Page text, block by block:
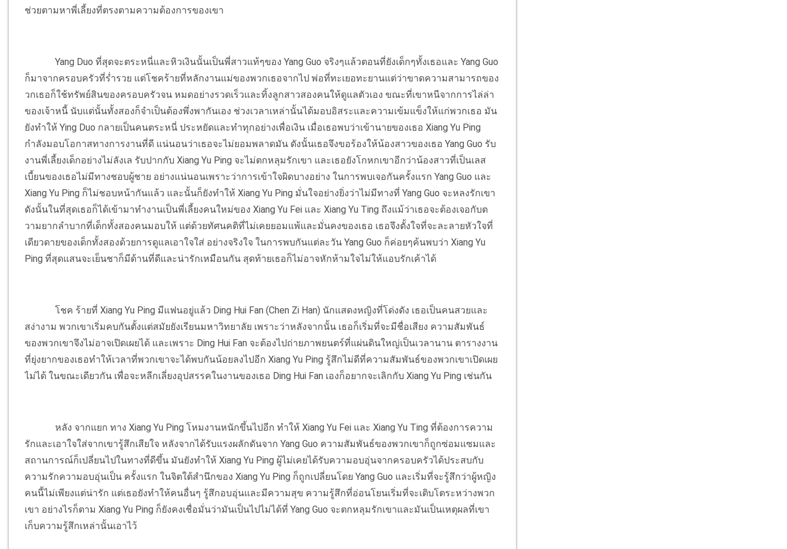
ช่วยตามหาพี่เลี้ยงที่ตรงตามความต้องการของเขา
Yang Duo ที่สุดจะตระหนี่และหิวเงินนั้นเป็นพี่สาวแท้ๆของ Yang Guo จริงๆแล้วตอนที่ยังเด็กๆทั้งเธอและ Yang Guo
ก็มาจากครอบครัวที่ร่ำรวย แต่โชคร้ายที่หลักงานแม่ของพวกเธอจากไป พ่อที่ทะเยอทะยานแต่ว่าขาดความสามารถของ
วกเธอก็ใช้ทรัพย์สินของครอบครัวจน หมดอย่างรวดเร็วและทิ้งลูกสาวสองคนให้ดูแลตัวเอง ขณะที่เขาหนีจากการไล่ล่า
ของเจ้าหนี้ นับแต่นั้นทั้งสองก็จำเป็นต้องพึ่งพากันเอง ช่วงเวลาเหล่านั้นได้มอบอิสระและความเข้มแข็งให้แก่พวกเธอ มัน
ยังทำให้ Ying Duo กลายเป็นคนตระหนี่ ประหยัดและทำทุกอย่างเพื่อเงิน เมื่อเธอพบว่าเข้านายของเธอ Xiang Yu Ping
กำลังมอบโอกาสทางการงานที่ดี แน่นอนว่าเธอจะไม่ยอมพลาดมัน ดังนั้นเธอจึงขอร้องให้น้องสาวของเธอ Yang Guo รับ
งานพี่เลี้ยงเด็กอย่างไม่ลังเล รับปากกับ Xiang Yu Ping จะไม่ตกหลุมรักเขา และเธอยังโกหกเขาอีกว่าน้องสาวที่เป็นเลส
เบี้ยนของเธอไม่มีทางชอบผู้ชาย อย่างแน่นอนเพราะว่าการเข้าใจผิดบางอย่าง ในการพบเจอกันครั้งแรก Yang Guo และ
Xiang Yu Ping ก็ไม่ชอบหน้ากันแล้ว และนั้นก็ยังทำให้ Xiang Yu Ping มั่นใจอย่างยิ่งว่าไม่มีทางที่ Yang Guo จะหลงรักเขา
ดังนั้นในที่สุดเธอก็ได้เข้ามาทำงานเป็นพี่เลี้ยงคนใหม่ของ Xiang Yu Fei และ Xiang Yu Ting ถึงแม้ว่าเธอจะต้องเจอกับต
วามยากลำบากที่เด็กทั้งสองคนมอบให้ แต่ด้วยทัศนคติที่ไม่เคยยอมแพ้และมั่นคงของเธอ เธอจึงตั้งใจที่จะละลายหัวใจที่
เดียวดายของเด็กทั้งสองด้วยการดูแลเอาใจใส่ อย่างจริงใจ ในการพบกันแต่ละวัน Yang Guo ก็ค่อยๆค้นพบว่า Xiang Yu
Ping ที่สุดแสนจะเย็นชาก็มีด้านที่ดีและน่ารักเหมือนกัน สุดท้ายเธอก็ไม่อาจหักห้ามใจไม่ให้แอบรักเค้าได้
โชค ร้ายที่ Xiang Yu Ping มีแฟนอยู่แล้ว Ding Hui Fan (Chen Zi Han) นักแสดงหญิงที่โด่งดัง เธอเป็นคนสวยและ
สง่างาม พวกเขาเริ่มคบกันตั้งแต่สมัยยังเรียนมหาวิทยาลัย เพราะว่าหลังจากนั้น เธอก็เริ่มที่จะมีชื่อเสียง ความสัมพันธ์
ของพวกเขาจึงไม่อาจเปิดเผยได้ และเพราะ Ding Hui Fan จะต้องไปถ่ายภาพยนตร์ที่แผ่นดินใหญ่เป็นเวลานาน ตารางงาน
ที่ยุ่งยากของเธอทำให้เวลาที่พวกเขาจะได้พบกันน้อยลงไปอีก Xiang Yu Ping รู้สึกไม่ดีที่ความสัมพันธ์ของพวกเขาเปิดเผย
ไม่ได้ ในขณะเดียวกัน เพื่อจะหลีกเลี่ยงอุปสรรคในงานของเธอ Ding Hui Fan เองก็อยากจะเลิกกับ Xiang Yu Ping เช่นกัน
หลัง จากแยก ทาง Xiang Yu Ping โหมงานหนักขึ้นไปอีก ทำให้ Xiang Yu Fei และ Xiang Yu Ting ที่ต้องการความ
รักและเอาใจใส่จากเขารู้สึกเสียใจ หลังจากได้รับแรงผลักดันจาก Yang Guo ความสัมพันธ์ของพวกเขาก็ถูกซ่อมแซมและ
สถานการณ์ก็เปลี่ยนไปในทางที่ดีขึ้น มันยังทำให้ Xiang Yu Ping ผู้ไม่เคยได้รับความอบอุ่นจากครอบครัวได้ประสบกับ
ความรักความอบอุ่นเป็น ครั้งแรก ในจิตใต้สำนึกของ Xiang Yu Ping ก็ถูกเปลี่ยนโดย Yang Guo และเริ่มที่จะรู้สึกว่าผู้หญิง
คนนี้ไม่เพียงแต่น่ารัก แต่เธอยังทำให้คนอื่นๆ รู้สึกอบอุ่นและมีความสุข ความรู้สึกที่อ่อนโยนเริ่มที่จะเติบโตระหว่างพวก
เขา อย่างไรก็ตาม Xiang Yu Ping ก็ยังคงเชื่อมั่นว่ามันเป็นไปไม่ได้ที่ Yang Guo จะตกหลุมรักเขาและมันเป็นเหตุผลที่เขา
เก็บความรู้สึกเหล่านั้นเอาไว้